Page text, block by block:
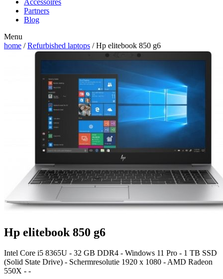
Partners
Blog
Menu
home /Refurbished laptops / Hp elitebook 850 g6
Hp elitebook 850 g6
Intel Core i5 8365U - 32 GB DDR4 - Windows 11 Pro - 1 TB SSD
(Solid State Drive) - Schermresolutie 1920 x 1080 - AMD Radeon
550X - -